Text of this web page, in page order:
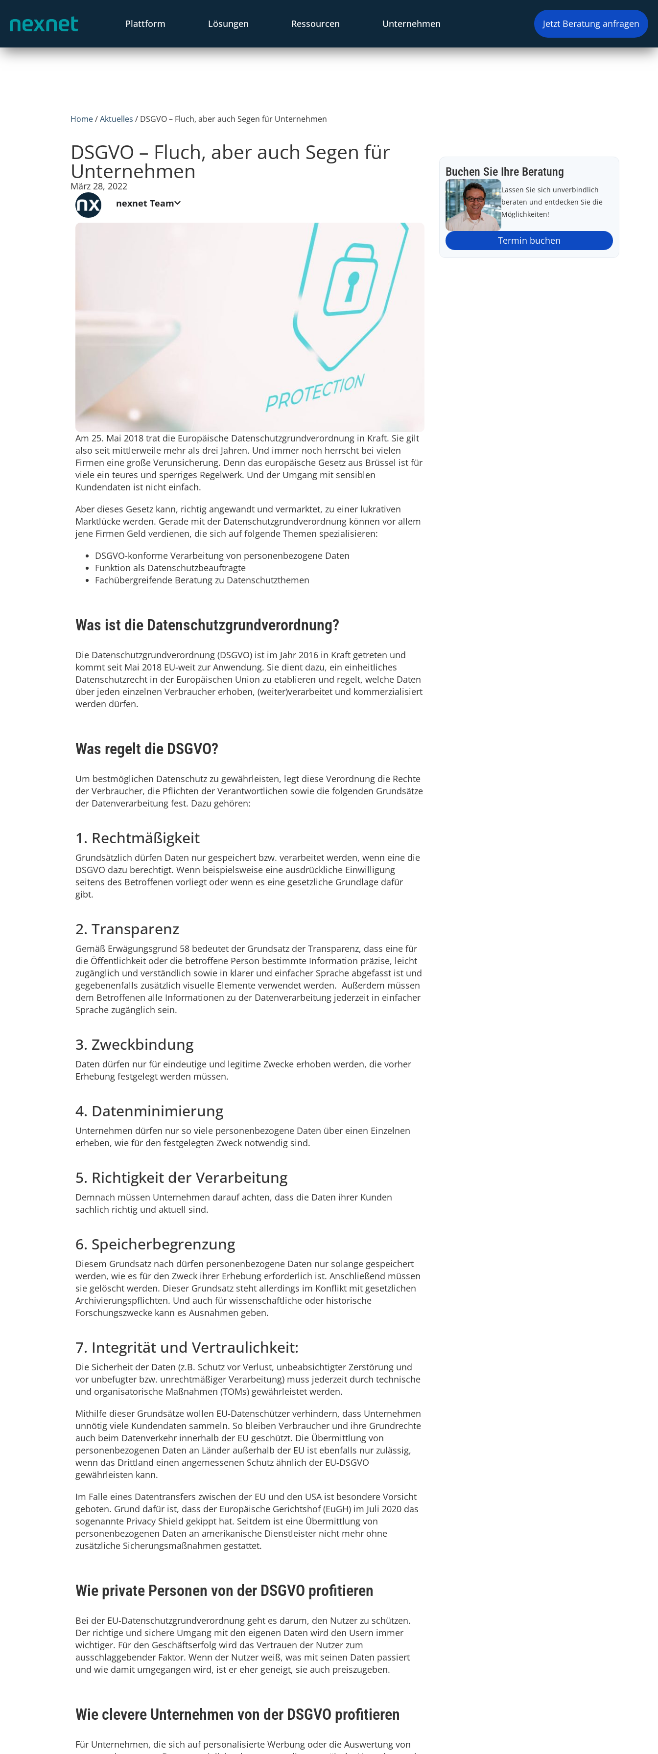
Plattform Lösungen Ressourcen Unternehmen Jetzt Beratung anfragen
Home/Aktuelles / DSGVO – Fluch, aber auch Segen für Unternehmen
DSGVO – Fluch, aber auch Segen für
Unternehmen
März 28, 2022
nexnet Team
Am 25. Mai 2018 trat die Europäische Datenschutzgrundverordnung in Kraft. Sie gilt
also seit mittlerweile mehr als drei Jahren. Und immer noch herrscht bei vielen
Firmen eine große Verunsicherung. Denn das europäische Gesetz aus Brüssel ist für
viele ein teures und sperriges Regelwerk. Und der Umgang mit sensiblen
Kundendaten ist nicht einfach.
Aber dieses Gesetz kann, richtig angewandt und vermarktet, zu einer lukrativen
Marktlücke werden. Gerade mit der Datenschutzgrundverordnung können vor allem
jene Firmen Geld verdienen, die sich auf folgende Themen spezialisieren:
DSGVO-konforme Verarbeitung von personenbezogene Daten
Funktion als Datenschutzbeauftragte
Fachübergreifende Beratung zu Datenschutzthemen
Was ist die Datenschutzgrundverordnung?
Die Datenschutzgrundverordnung (DSGVO) ist im Jahr 2016 in Kraft getreten und
kommt seit Mai 2018 EU-weit zur Anwendung. Sie dient dazu, ein einheitliches
Datenschutzrecht in der Europäischen Union zu etablieren und regelt, welche Daten
über jeden einzelnen Verbraucher erhoben, (weiter)verarbeitet und kommerzialisiert
werden dürfen.
Was regelt die DSGVO?
Um bestmöglichen Datenschutz zu gewährleisten, legt diese Verordnung die Rechte
der Verbraucher, die Pflichten der Verantwortlichen sowie die folgenden Grundsätze
der Datenverarbeitung fest. Dazu gehören:
1. Rechtmäßigkeit
Grundsätzlich dürfen Daten nur gespeichert bzw. verarbeitet werden, wenn eine die
DSGVO dazu berechtigt. Wenn beispielsweise eine ausdrückliche Einwilligung
seitens des Betroffenen vorliegt oder wenn es eine gesetzliche Grundlage dafür
gibt.
2. Transparenz
Gemäß Erwägungsgrund 58 bedeutet der Grundsatz der Transparenz, dass eine für
die Öffentlichkeit oder die betroffene Person bestimmte Information präzise, leicht
zugänglich und verständlich sowie in klarer und einfacher Sprache abgefasst ist und
gegebenenfalls zusätzlich visuelle Elemente verwendet werden. Außerdem müssen
dem Betroffenen alle Informationen zu der Datenverarbeitung jederzeit in einfacher
Sprache zugänglich sein.
3. Zweckbindung
Daten dürfen nur für eindeutige und legitime Zwecke erhoben werden, die vorher
Erhebung festgelegt werden müssen.
4. Datenminimierung
Unternehmen dürfen nur so viele personenbezogene Daten über einen Einzelnen
erheben, wie für den festgelegten Zweck notwendig sind.
5. Richtigkeit der Verarbeitung
Demnach müssen Unternehmen darauf achten, dass die Daten ihrer Kunden
sachlich richtig und aktuell sind.
6. Speicherbegrenzung
Diesem Grundsatz nach dürfen personenbezogene Daten nur solange gespeichert
werden, wie es für den Zweck ihrer Erhebung erforderlich ist. Anschließend müssen
sie gelöscht werden. Dieser Grundsatz steht allerdings im Konflikt mit gesetzlichen
Archivierungspflichten. Und auch für wissenschaftliche oder historische
Forschungszwecke kann es Ausnahmen geben.
7. Integrität und Vertraulichkeit:
Die Sicherheit der Daten (z.B. Schutz vor Verlust, unbeabsichtigter Zerstörung und
vor unbefugter bzw. unrechtmäßiger Verarbeitung) muss jederzeit durch technische
und organisatorische Maßnahmen (TOMs) gewährleistet werden.
Mithilfe dieser Grundsätze wollen EU-Datenschützer verhindern, dass Unternehmen
unnötig viele Kundendaten sammeln. So bleiben Verbraucher und ihre Grundrechte
auch beim Datenverkehr innerhalb der EU geschützt. Die Übermittlung von
personenbezogenen Daten an Länder außerhalb der EU ist ebenfalls nur zulässig,
wenn das Drittland einen angemessenen Schutz ähnlich der EU-DSGVO
gewährleisten kann.
Im Falle eines Datentransfers zwischen der EU und den USA ist besondere Vorsicht
geboten. Grund dafür ist, dass der Europäische Gerichtshof (EuGH) im Juli 2020 das
sogenannte Privacy Shield gekippt hat. Seitdem ist eine Übermittlung von
personenbezogenen Daten an amerikanische Dienstleister nicht mehr ohne
zusätzliche Sicherungsmaßnahmen gestattet.
Wie private Personen von der DSGVO profitieren
Bei der EU-Datenschutzgrundverordnung geht es darum, den Nutzer zu schützen.
Der richtige und sichere Umgang mit den eigenen Daten wird den Usern immer
wichtiger. Für den Geschäftserfolg wird das Vertrauen der Nutzer zum
ausschlaggebender Faktor. Wenn der Nutzer weiß, was mit seinen Daten passiert
und wie damit umgegangen wird, ist er eher geneigt, sie auch preiszugeben.
Wie clevere Unternehmen von der DSGVO profitieren
Für Unternehmen, die sich auf personalisierte Werbung oder die Auswertung von
Buchen Sie Ihre Beratung
Lassen Sie sich unverbindlich
beraten und entdecken Sie die
Möglichkeiten!
Termin buchen